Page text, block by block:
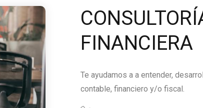
FINANCIERA
Te ayudamos a a entender,
contable, financiero y/o fiscal.